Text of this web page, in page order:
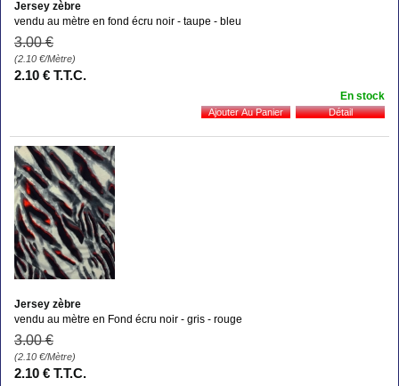
Jersey zèbre
vendu au mètre en fond écru noir - taupe - bleu
3.00 €
(2.10 €/Mètre)
2.10 € T.T.C.
En stock
Jersey zèbre
vendu au mètre en Fond écru noir - gris - rouge
3.00 €
(2.10 €/Mètre)
2.10 € T.T.C.